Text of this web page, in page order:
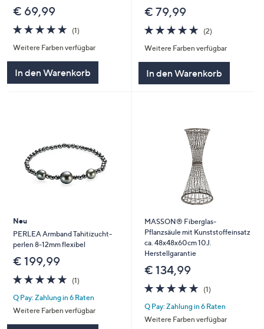
€ 69,99
5.0
von
5
(1)1
Weitere Farben verfügbar
In den Warenkorb
€ 79,99
5.0
von
5
(2)
Weitere Farben verfügbar
In den Warenkorb
Neu
PERLEA Armband Tahitizucht-
perlen 8-12mm flexibel
€ 199,99
5.0
von
5
(1)1
Q Pay: Zahlung in 6 Raten
Weitere Farben verfügbar
MASSON® Fiberglas-
Pflanzsäule mit Kunststoffeinsatz
ca. 48x48x60cm 10J.
Herstellgarantie
€ 134,99
5.0
von
5
(1)
Q Pay: Zahlung in 6 Raten
Weitere Farben verfügbar